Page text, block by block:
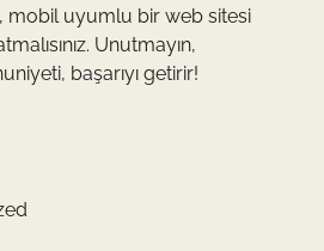
mobil uyumlu bir web sitesi
Unutmayın,
başarıyı getirir!